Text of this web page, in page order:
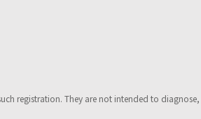
registration. They are not intended to diagnose,